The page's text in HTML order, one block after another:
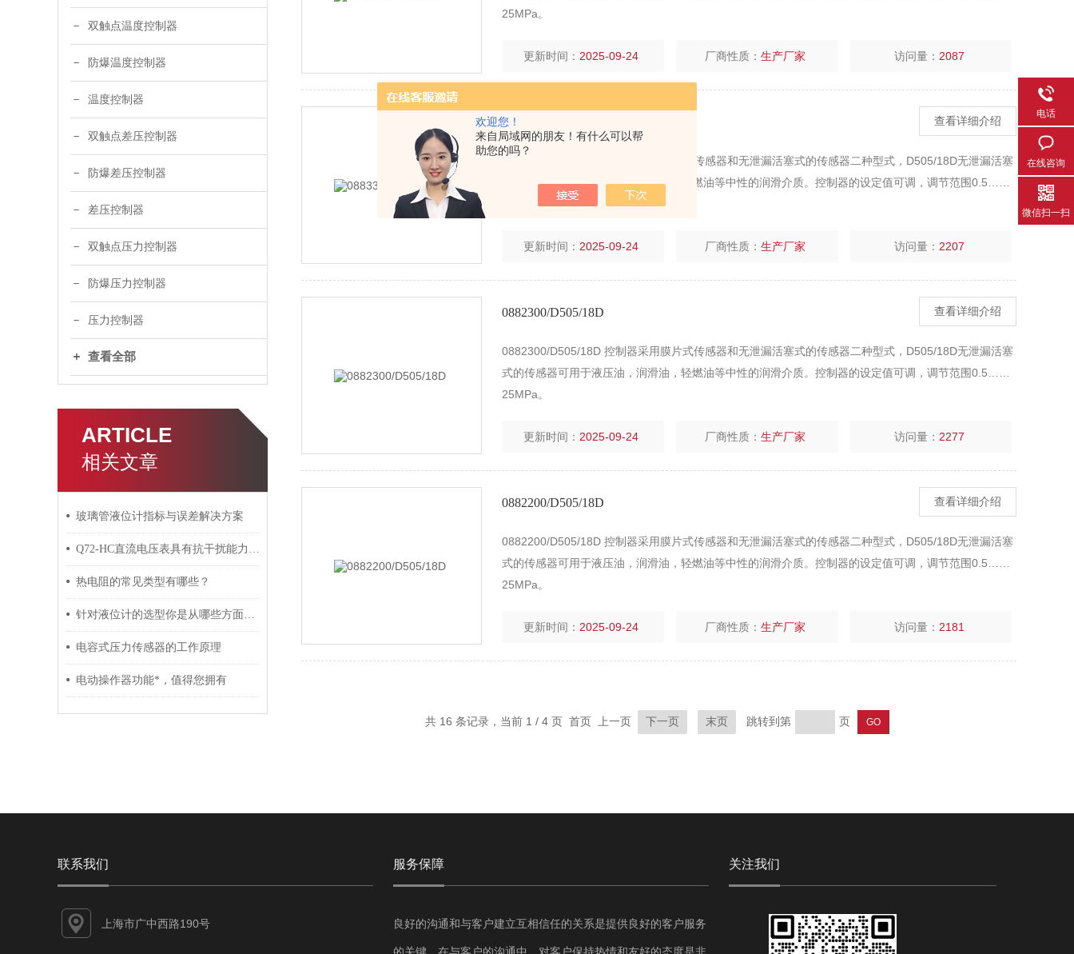
欢迎您！
来自局域网的朋友！有什么可以帮
助您的吗？
双触点温度控制器
防爆温度控制器
温度控制器
双触点差压控制器
防爆差压控制器
差压控制器
双触点压力控制器
防爆压力控制器
压力控制器
查看全部
ARTICLE
相关文章
玻璃管液位计指标与误差解决方案
Q72-HC直流电压表具有抗干扰能力强的特点
热电阻的常见类型有哪些？
针对液位计的选型你是从哪些方面入手
电容式压力传感器的工作原理
电动操作器功能*，值得您拥有
25MPa。
更新时间：2025-09-24 厂商性质：生产厂家 访问量：2087
0883300/D505/18D 查看详细介绍
0883300/D505/18D 控制器采用膜片式传感器和无泄漏活塞式的传感器二种型式，D505/18D无泄漏活塞
式的传感器可用于液压油，润滑油，轻燃油等中性的润滑介质。控制器的设定值可调，调节范围0.5……
25MPa。
更新时间：2025-09-24 厂商性质：生产厂家 访问量：2207
0882300/D505/18D 查看详细介绍
0882300/D505/18D 控制器采用膜片式传感器和无泄漏活塞式的传感器二种型式，D505/18D无泄漏活塞
式的传感器可用于液压油，润滑油，轻燃油等中性的润滑介质。控制器的设定值可调，调节范围0.5……
25MPa。
更新时间：2025-09-24 厂商性质：生产厂家 访问量：2277
0882200/D505/18D 查看详细介绍
0882200/D505/18D 控制器采用膜片式传感器和无泄漏活塞式的传感器二种型式，D505/18D无泄漏活塞
式的传感器可用于液压油，润滑油，轻燃油等中性的润滑介质。控制器的设定值可调，调节范围0.5……
25MPa。
更新时间：2025-09-24 厂商性质：生产厂家 访问量：2181
共 16 条记录，当前 1 / 4 页 首页 上一页 下一页 末页 跳转到第 页
联系我们
上海市广中西路190号
服务保障
良好的沟通和与客户建立互相信任的关系是提供良好的客户服务
关注我们
电话
在线咨询
微信扫一扫